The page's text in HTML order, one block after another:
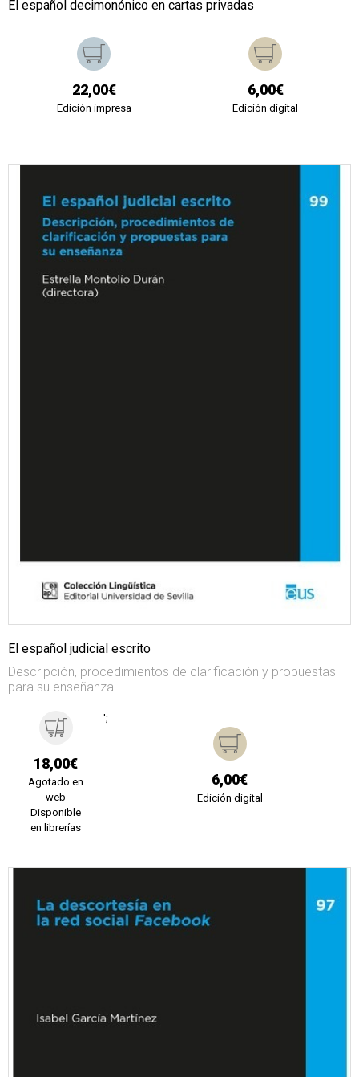
El español decimonónico en cartas privadas
22,00€
Edición impresa
6,00€
Edición digital
El español judicial escrito
Descripción, procedimientos de clarificación y propuestas
para su enseñanza
18,00€
Agotado en
web
Disponible
en librerías
';
6,00€
Edición digital